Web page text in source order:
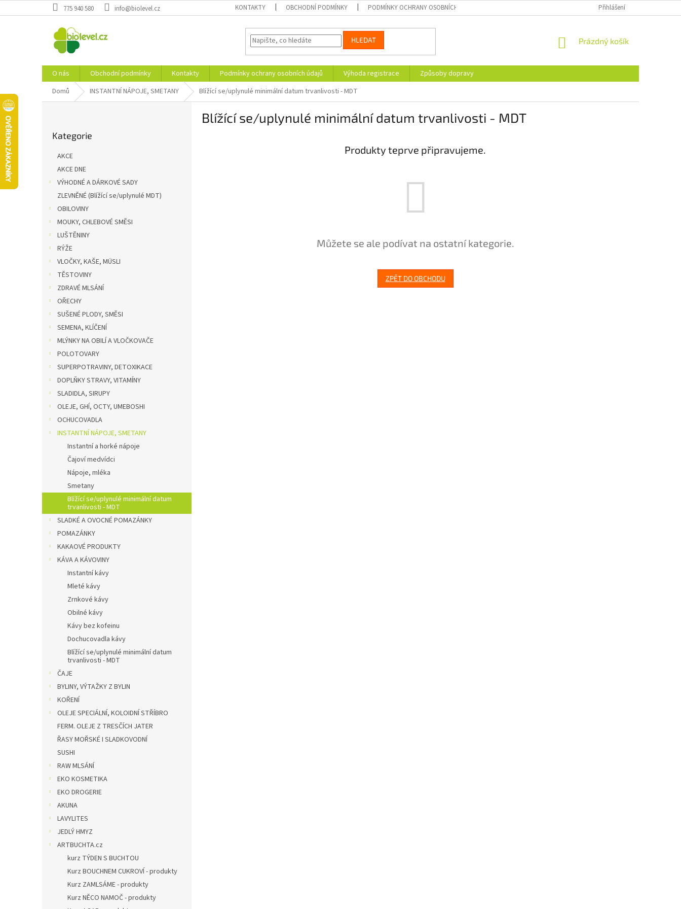
na
775 940 580 info@biolevel.cz KONTAKTY OBCHODNÍ PODMÍNKY PODMÍNKY OCHRANY OSOBNÍCH ÚDAJŮ Přihlášení
HLEDAT
NÁKUPNÍ
Prázdný košík
O nás Obchodní podmínky Kontakty Podmínky ochrany osobních údajů Výhoda registrace
Způsoby dopravy
Domů
INSTANTNÍ NÁPOJE, SMETANY Blížící se/uplynulé minimální datum trvanlivosti - MDT
kategorie
Kategorie
AKCE
AKCE DNE
VÝHODNÉ A DÁRKOVÉ SADY
ZLEVNĚNÉ (Blížící se/uplynulé MDT)
OBILOVINY
MOUKY, CHLEBOVÉ SMĚSI
LUŠTĚNINY
RÝŽE
VLOČKY, KAŠE, MÜSLI
TĚSTOVINY
ZDRAVÉ MLSÁNÍ
OŘECHY
SUŠENÉ PLODY, SMĚSI
SEMENA, KLÍČENÍ
MLÝNKY NA OBILÍ A VLOČKOVAČE
POLOTOVARY
SUPERPOTRAVINY, DETOXIKACE
DOPLŇKY STRAVY, VITAMÍNY
SLADIDLA, SIRUPY
OLEJE, GHÍ, OCTY, UMEBOSHI
OCHUCOVADLA
INSTANTNÍ NÁPOJE, SMETANY
Instantní a horké nápoje
Čajoví medvídci
Nápoje, mléka
Smetany
Blížící se/uplynulé minimální datum
trvanlivosti - MDT
SLADKÉ A OVOCNÉ POMAZÁNKY
POMAZÁNKY
KAKAOVÉ PRODUKTY
KÁVA A KÁVOVINY
Instantní kávy
Mleté kávy
Zrnkové kávy
Obilné kávy
Kávy bez kofeinu
Dochucovadla kávy
Blížící se/uplynulé minimální datum
trvanlivosti - MDT
ČAJE
BYLINY, VÝTAŽKY Z BYLIN
KOŘENÍ
OLEJE SPECIÁLNÍ, KOLOIDNÍ STŘÍBRO
FERM. OLEJE Z TRESČÍCH JATER
ŘASY MOŘSKÉ I SLADKOVODNÍ
SUSHI
RAW MLSÁNÍ
EKO KOSMETIKA
EKO DROGERIE
AKUNA
LAVYLITES
JEDLÝ HMYZ
ARTBUCHTA.cz
kurz TÝDEN S BUCHTOU
Kurz BOUCHNEM CUKROVÍ - produkty
Kurz ZAMLSÁME - produkty
Kurz NĚCO NAMOČ - produkty
Blížící se/uplynulé minimální datum trvanlivosti - MDT
Produkty teprve připravujeme.
Můžete se ale podívat na ostatní kategorie.
ZPĚT DO OBCHODU